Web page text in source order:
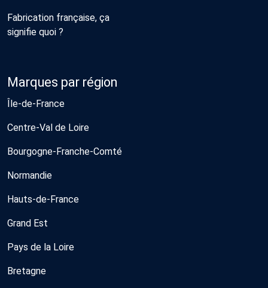
Fabrication française, ça
signifie quoi ?
Marques par région
Île-de-France
Centre-Val de Loire
Bourgogne-Franche-Comté
Normandie
Hauts-de-France
Grand Est
Pays de la Loire
Bretagne